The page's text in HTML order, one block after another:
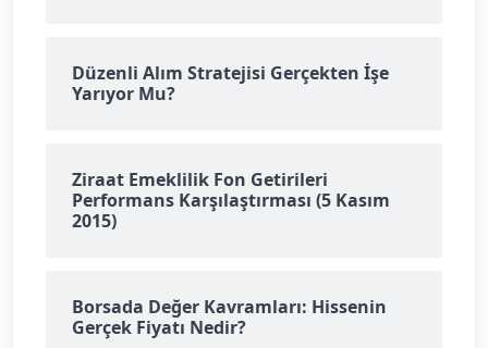
Düzenli Alım Stratejisi Gerçekten İşe
Yarıyor Mu?
Ziraat Emeklilik Fon Getirileri
Performans Karşılaştırması (5 Kasım
2015)
Borsada Değer Kavramları: Hissenin
Gerçek Fiyatı Nedir?